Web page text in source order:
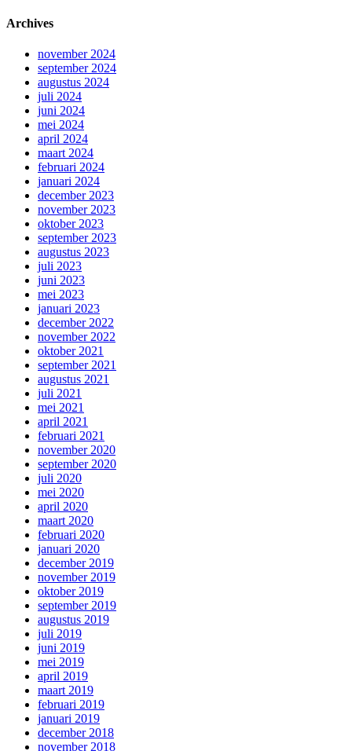
Archives
november 2024
september 2024
augustus 2024
juli 2024
juni 2024
mei 2024
april 2024
maart 2024
februari 2024
januari 2024
december 2023
november 2023
oktober 2023
september 2023
augustus 2023
juli 2023
juni 2023
mei 2023
januari 2023
december 2022
november 2022
oktober 2021
september 2021
augustus 2021
juli 2021
mei 2021
april 2021
februari 2021
november 2020
september 2020
juli 2020
mei 2020
april 2020
maart 2020
februari 2020
januari 2020
december 2019
november 2019
oktober 2019
september 2019
augustus 2019
juli 2019
juni 2019
mei 2019
april 2019
maart 2019
februari 2019
januari 2019
december 2018
november 2018